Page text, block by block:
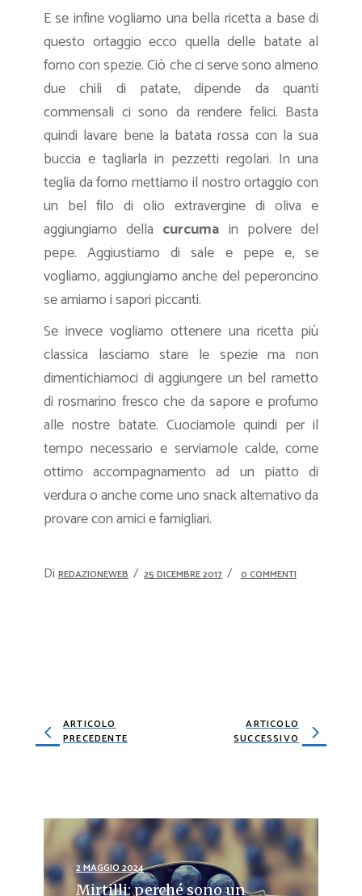
E se infine vogliamo una bella ricetta a base di
questo ortaggio ecco quella delle batate al
forno con spezie. Ciò che ci serve sono almeno
due chili di patate, dipende da quanti
commensali ci sono da rendere felici. Basta
quindi lavare bene la batata rossa con la sua
buccia e tagliarla in pezzetti regolari. In una
teglia da forno mettiamo il nostro ortaggio con
un bel filo di olio extravergine di oliva e
aggiungiamo della curcuma in polvere del
pepe. Aggiustiamo di sale e pepe e, se
vogliamo, aggiungiamo anche del peperoncino
se amiamo i sapori piccanti.
Se invece vogliamo ottenere una ricetta più
classica lasciamo stare le spezie ma non
dimentichiamoci di aggiungere un bel rametto
di rosmarino fresco che da sapore e profumo
alle nostre batate. Cuociamole quindi per il
tempo necessario e serviamole calde, come
ottimo accompagnamento ad un piatto di
verdura o anche come uno snack alternativo da
provare con amici e famigliari.
Di REDAZIONEWEB 25 DICEMBRE 2017 0 COMMENTI
ARTICOLO
PRECEDENTE
ARTICOLO
SUCCESSIVO
2 MAGGIO 2024
Mirtilli: perché sono un